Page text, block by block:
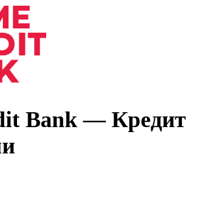
Bank — Кредит